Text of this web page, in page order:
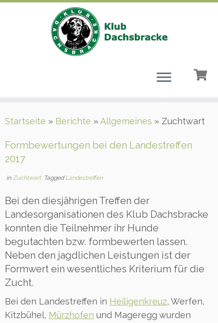
Inhalt
Startseite » Berichte »Allgemeines » Zuchtwart
Formbewertungen bei den Landestreffen
2017
inZuchtwart TaggedLandestreffen
Bei den diesjährigen Treffen der
Landesorganisationen des Klub Dachsbracke
konnten die Teilnehmer ihr Hunde
begutachten bzw. formbewerten lassen.
Neben den jagdlichen Leistungen ist der
Formwert ein wesentliches Kriterium für die
Zucht.
Bei den Landestreffen in Heiligenkreuz, Werfen,
Kitzbühel, Mürzhofen und Mageregg wurden